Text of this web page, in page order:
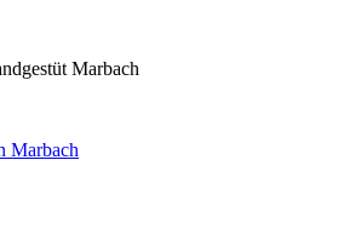
Marbach
Marbach